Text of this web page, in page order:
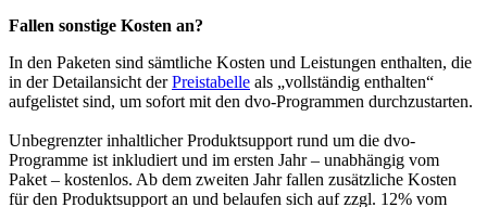
Fallen sonstige Kosten an?
In den Paketen sind sämtliche Kosten und Leistungen enthalten, die
in der Detailansicht derPreistabelle als „vollständig enthalten“
aufgelistet sind, um sofort mit den dvo-Programmen durchzustarten.
Unbegrenzter inhaltlicher Produktsupport rund um die dvo-
Programme ist inkludiert und im ersten Jahr – unabhängig vom
Paket – kostenlos. Ab dem zweiten Jahr fallen zusätzliche Kosten
für den Produktsupport an und belaufen sich auf zzgl. 12% vom